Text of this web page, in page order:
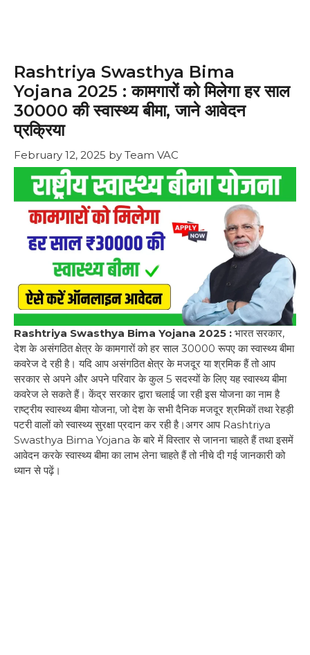
Rashtriya Swasthya Bima
Yojana 2025 : कामगारों को मिलेगा हर साल
₹30000 की स्वास्थ्य बीमा, जाने आवेदन
प्रक्रिया
February 12, 2025 by Team VAC
Rashtriya Swasthya Bima Yojana 2025 : भारत सरकार,
देश के असंगठित क्षेत्र के कामगारों को हर साल 30000 रूपए का स्वास्थ्य बीमा
कवरेज दे रही है। यदि आप असंगठित क्षेत्र के मजदूर या श्रमिक हैं तो आप
सरकार से अपने और अपने परिवार के कुल 5 सदस्यों के लिए यह स्वास्थ्य बीमा
कवरेज ले सकते हैं। केंद्र सरकार द्वारा चलाई जा रही इस योजना का नाम है
राष्ट्रीय स्वास्थ्य बीमा योजना, जो देश के सभी दैनिक मजदूर श्रमिकों तथा रेहड़ी
पटरी वालों को स्वास्थ्य सुरक्षा प्रदान कर रही है।अगर आप Rashtriya
Swasthya Bima Yojana के बारे में विस्तार से जानना चाहते हैं तथा इसमें
आवेदन करके स्वास्थ्य बीमा का लाभ लेना चाहते हैं तो नीचे दी गई जानकारी को
ध्यान से पढ़ें।